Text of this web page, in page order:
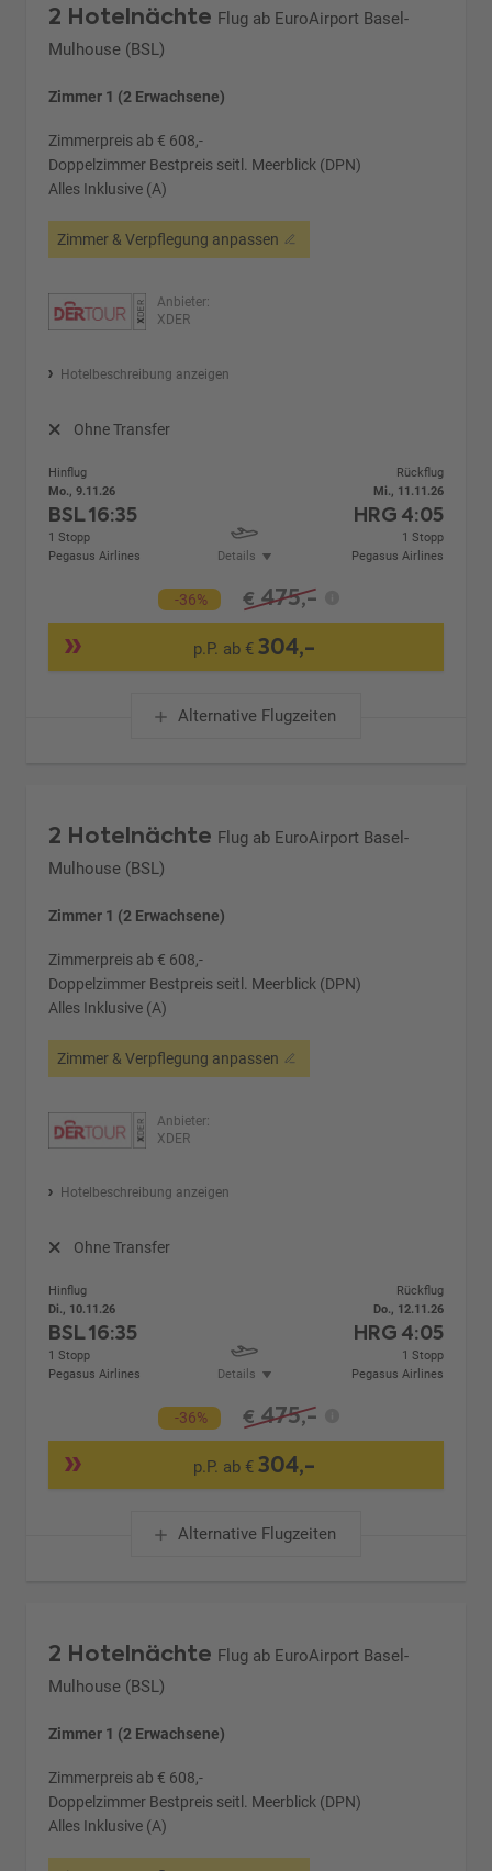
2 Hotelnächte Flug ab EuroAirport Basel-
Mulhouse (BSL)
Zimmer 1 (2 Erwachsene)
Zimmerpreis ab € 608,-
Doppelzimmer Bestpreis seitl. Meerblick (DPN)
Alles Inklusive (A)
Zimmer & Verpflegung anpassen
Anbieter:
XDER
Hotelbeschreibung anzeigen
Ohne Transfer
Hinflug
Mo., 9.11.26
BSL16:35
1 Stopp
Pegasus Airlines
Details
Rückflug
Mi., 11.11.26
HRG 4:05
1 Stopp
Pegasus Airlines
-36% € 475,-
p.P. ab € 304,-
Alternative Flugzeiten
2 Hotelnächte Flug ab EuroAirport Basel-
Mulhouse (BSL)
Zimmer 1 (2 Erwachsene)
Zimmerpreis ab € 608,-
Doppelzimmer Bestpreis seitl. Meerblick (DPN)
Alles Inklusive (A)
Zimmer & Verpflegung anpassen
Anbieter:
XDER
Hotelbeschreibung anzeigen
Ohne Transfer
Hinflug
Di., 10.11.26
BSL16:35
1 Stopp
Pegasus Airlines
Details
Rückflug
Do., 12.11.26
HRG 4:05
1 Stopp
Pegasus Airlines
-36% € 475,-
p.P. ab € 304,-
Alternative Flugzeiten
2 Hotelnächte Flug ab EuroAirport Basel-
Mulhouse (BSL)
Zimmer 1 (2 Erwachsene)
Zimmerpreis ab € 608,-
Doppelzimmer Bestpreis seitl. Meerblick (DPN)
Alles Inklusive (A)